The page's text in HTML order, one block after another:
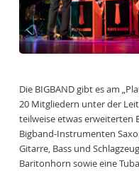
Die BIGBAND gibt es am
20 Mitgliedern unter der
teilweise etwas erweiterten
Bigband-Instrumenten
Gitarre, Bass und
Baritonhorn sowie eine